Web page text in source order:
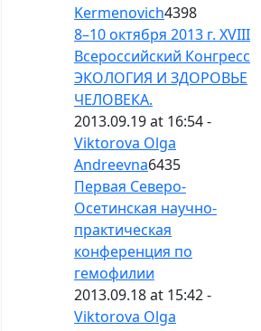
Kermenovich4398
8–10 октября 2013 г. XVIII
Всероссийский Конгресс
ЭКОЛОГИЯ И ЗДОРОВЬЕ
ЧЕЛОВЕКА.
2013.09.19 at 16:54 -
Viktorova Olga
Andreevna6435
Первая Северо-
Осетинская научно-
практическая
конференция по
гемофилии
2013.09.18 at 15:42 -
Viktorova Olga